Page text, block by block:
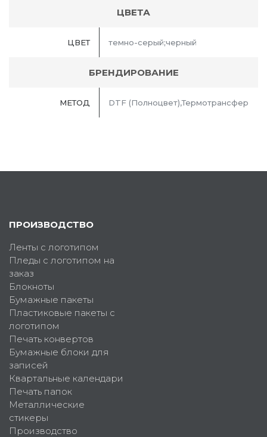
ЦВЕТА
ЦВЕТ темно-серый;черный
БРЕНДИРОВАНИЕ
МЕТОД DTF (Полноцвет),Термотрансфер
ПРОИЗВОДСТВО
Ленты с логотипом
Пледы с логотипом на
заказ
Блокноты
Бумажные пакеты
Пластиковые пакеты с
логотипом
Печать конвертов
Бумажные блоки для
записей
Квартальные календари
Печать папок
Металлические
стикеры
Производство